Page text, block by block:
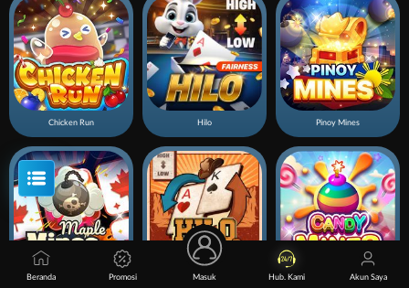
Chicken Run Hilo Pinoy Mines
Mines Maple Hilo Gold Rush Candy Mines
Beranda Promosi Masuk Hub. Kami Akun Saya